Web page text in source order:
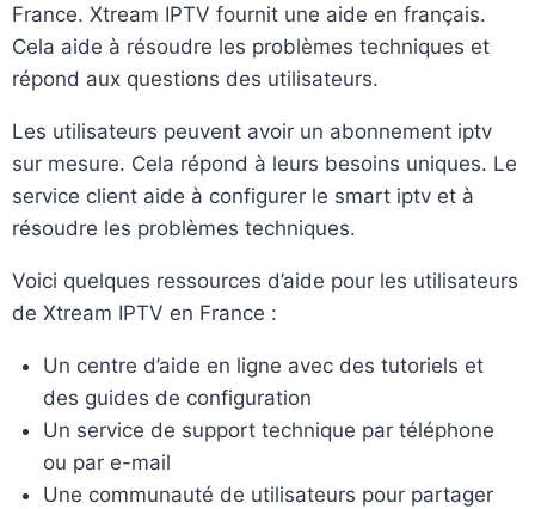
France. Xtream IPTV fournit une aide en français.
Cela aide à résoudre les problèmes techniques et
répond aux questions des utilisateurs.
Les utilisateurs peuvent avoir un abonnement iptv
sur mesure. Cela répond à leurs besoins uniques. Le
service client aide à configurer le smart iptv et à
résoudre les problèmes techniques.
Voici quelques ressources d’aide pour les utilisateurs
de Xtream IPTV en France :
Un centre d’aide en ligne avec des tutoriels et
des guides de configuration
Un service de support technique par téléphone
ou par e-mail
Une communauté de utilisateurs pour partager